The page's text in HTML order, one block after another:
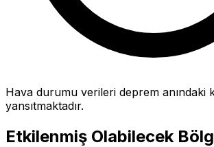
Hava durumu verileri deprem anındaki
yansıtmaktadır.
Etkilenmiş Olabilecek